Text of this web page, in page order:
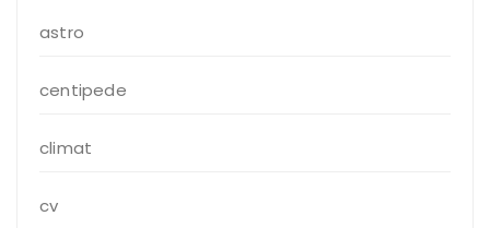
astro
centipede
climat
cv